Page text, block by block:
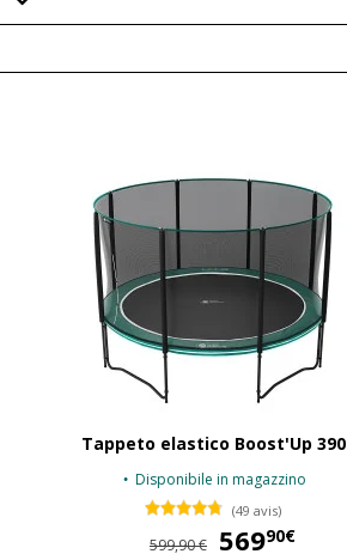
Tappeto elastico Boost'Up 390
Disponibile in magazzino
(49 avis)
599,90 € 56990€